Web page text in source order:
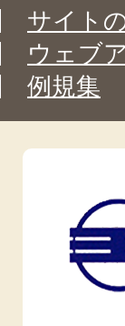
サイト
ウェブ
例規集
王
寺
町